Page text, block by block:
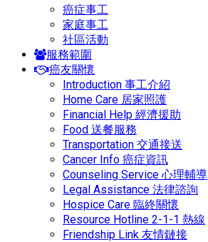
癌症事工
家庭事工
社區活動
服務範圍
癌友關懷
Introduction 事工介紹
Home Care 居家照護
Financial Help 經濟援助
Food 送餐服務
Transportation 交通接送
Cancer Info 癌症資訊
Counseling Service 心理輔導
Legal Assistance 法律諮詢
Hospice Care 臨終關懷
Resource Hotline 2-1-1 熱線
Friendship Link 友情鏈接